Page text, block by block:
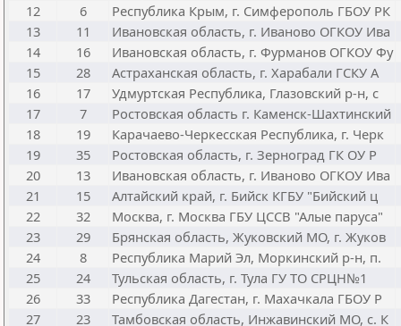
12
6
Республика Крым, г. Симферополь ГБОУ РК
13
11
Ивановская область, г. Иваново ОГКОУ Ива
14
16
Ивановская область, г. Фурманов ОГКОУ Фу
15
28
Астраханская область, г. Харабали ГСКУ А
16
17
Удмуртская Республика, Глазовский р-н, с
17
7
Ростовская область г. Каменск-Шахтинский
18
19
Карачаево-Черкесская Республика, г. Черк
19
35
Ростовская область, г. Зерноград ГК ОУ Р
20
13
Ивановская область, г. Иваново ОГКОУ Ива
21
15
Алтайский край, г. Бийск КГБУ "Бийский ц
22
32
Москва, г. Москва ГБУ ЦССВ "Алые паруса"
23
29
Брянская область, Жуковский МО, г. Жуков
24
8
Республика Марий Эл, Моркинский р-н, п.
25
24
Тульская область, г. Тула ГУ ТО СРЦН№1
26
33
Республика Дагестан, г. Махачкала ГБОУ Р
27
23
Тамбовская область, Инжавинский МО, с. К